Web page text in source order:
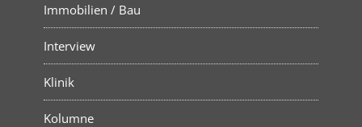
Immobilien / Bau
Interview
Klinik
Kolumne